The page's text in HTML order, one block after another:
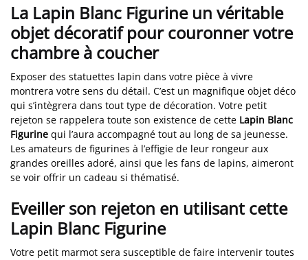
La Lapin Blanc Figurine un véritable
objet décoratif pour couronner votre
chambre à coucher
Exposer des statuettes lapin dans votre pièce à vivre
montrera votre sens du détail. C’est un magnifique objet déco
qui s’intègrera dans tout type de décoration. Votre petit
rejeton se rappelera toute son existence de cette Lapin Blanc
Figurine qui l’aura accompagné tout au long de sa jeunesse.
Les amateurs de figurines à l’effigie de leur rongeur aux
grandes oreilles adoré, ainsi que les fans de lapins, aimeront
se voir offrir un cadeau si thématisé.
Eveiller son rejeton en utilisant cette
Lapin Blanc Figurine
Votre petit marmot sera susceptible de faire intervenir toutes